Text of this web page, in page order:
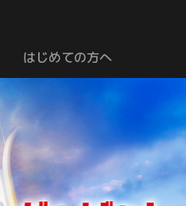
はじめての方へ